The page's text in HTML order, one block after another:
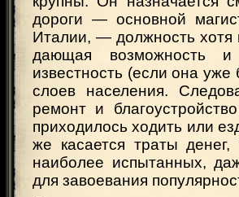
дороги — основной
Италии, — должность хотя
дающая возможность
известность (если она
слоев населения.
ремонт и
приходилось ходить или
же касается траты
наиболее испытанных,
для завоевания